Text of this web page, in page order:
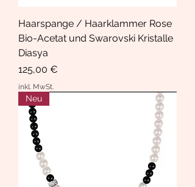
Haarspange / Haarklammer Rose
Bio-Acetat und Swarovski Kristalle
Diasya
Preis
125,00 €
inkl. MwSt.
Neu